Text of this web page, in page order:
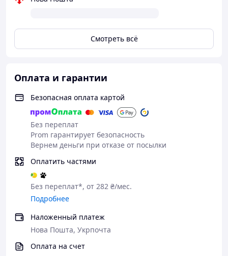
Смотреть всё
Оплата и гарантии
Безопасная оплата картой
Без переплат
Prom гарантирует безопасность
Вернем деньги при отказе от посылки
Оплатить частями
Без переплат*, от 282 ₴/мес.
Подробнее
Наложенный платеж
Нова Пошта, Укрпочта
Оплата на счет